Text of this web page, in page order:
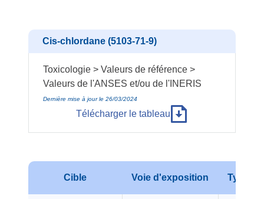
Cis-chlordane (5103-71-9)
Toxicologie > Valeurs de référence >
Valeurs de l'ANSES et/ou de l'INERIS
Dernière mise à jour le 26/03/2024
Télécharger le tableau
Cible Voie d'exposition Type